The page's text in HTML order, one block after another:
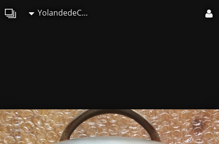
YolandedeComblesdeNayves